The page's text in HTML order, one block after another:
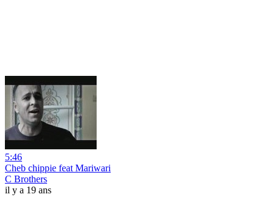
5:46
Cheb chippie feat Mariwari
C Brothers
il y a 19 ans